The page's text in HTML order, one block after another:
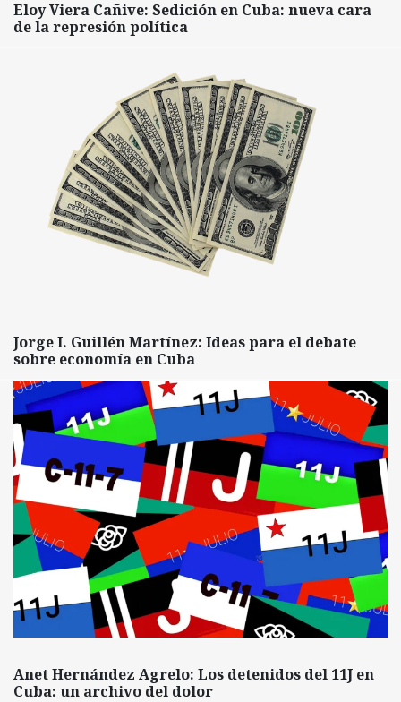
Eloy Viera Cañive: Sedición en Cuba: nueva cara
de la represión política
Jorge I. Guillén Martínez: Ideas para el debate
sobre economía en Cuba
Anet Hernández Agrelo: Los detenidos del 11J en
Cuba: un archivo del dolor